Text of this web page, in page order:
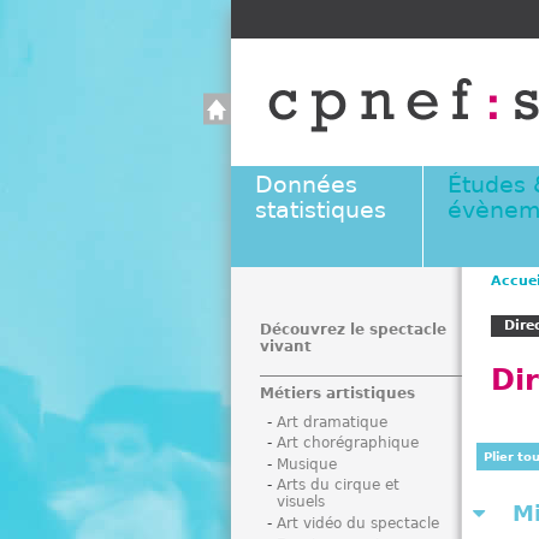
Données
statistiques
Études
s
e
Accueil
Plier
Découvrez le spectacle
vivant
Métiers artistiques
Art dramatique
Art chorégraphique
Musique
Arts du cirque et
visuels
Art vidéo du spectacle